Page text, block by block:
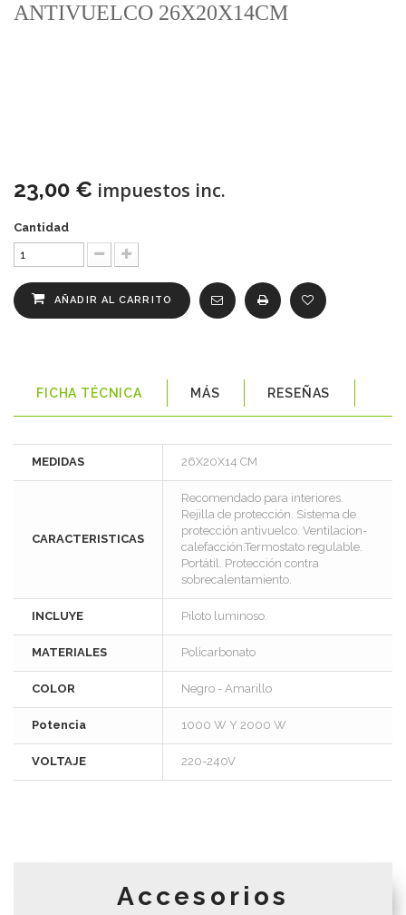
ANTIVUELCO 26X20X14CM
23,00 € impuestos inc.
Cantidad
AÑADIR AL CARRITO
FICHA TÉCNICA MÁS RESEÑAS
MEDIDAS 26X20X14 CM
CARACTERISTICAS
Recomendado para interiores.
Rejilla de protección. Sistema de
protección antivuelco. Ventilacion-
calefacción.Termostato regulable.
Portátil. Protección contra
sobrecalentamiento.
INCLUYE Piloto luminoso.
MATERIALES Policarbonato
COLOR Negro - Amarillo
Potencia 1000 W Y 2000 W
VOLTAJE 220-240V
Accesorios